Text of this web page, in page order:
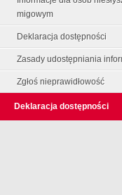
migowym
Deklaracja dostępności
Zasady udostępniania
Zgłoś nieprawidłowość
Deklaracja dostępności